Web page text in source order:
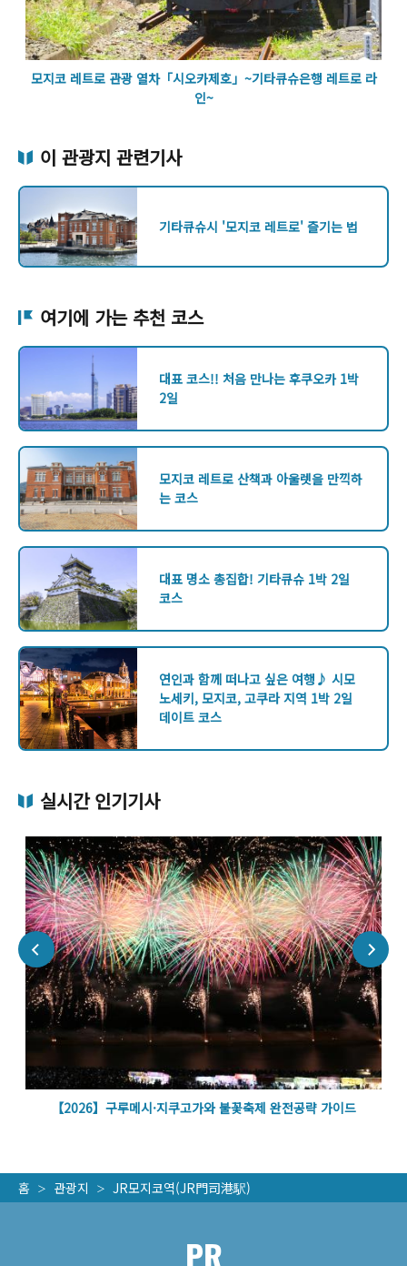
모지코 레트로 관광 열차「시오카제호」~기타큐슈은행 레트로 라
인~
이 관광지 관련기사
기타큐슈시 '모지코 레트로' 즐기는 법
여기에 가는 추천 코스
대표 코스!! 처음 만나는 후쿠오카 1박
2일
모지코 레트로 산책과 아울렛을 만끽하
는 코스
대표 명소 총집합! 기타큐슈 1박 2일
코스
연인과 함께 떠나고 싶은 여행♪ 시모
노세키, 모지코, 고쿠라 지역 1박 2일
데이트 코스
실시간 인기기사
【2026】구루메시·지쿠고가와 불꽃축제 완전공략 가이드
홈 관광지 JR모지코역(JR門司港駅)